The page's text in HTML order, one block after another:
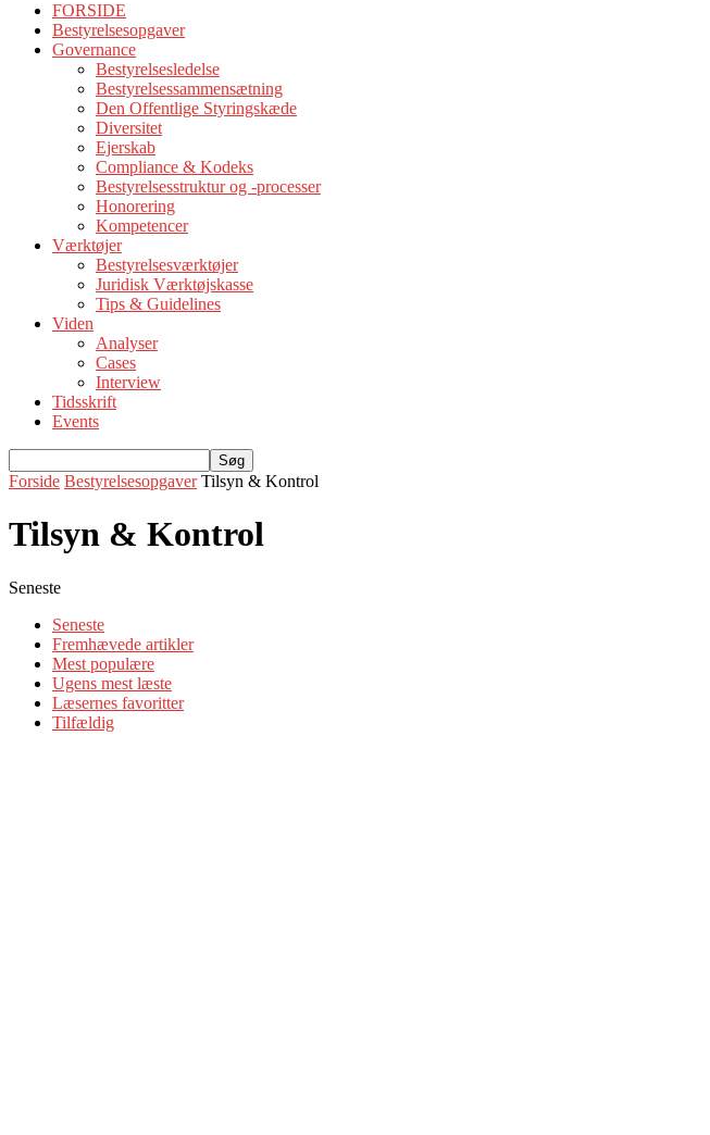
FORSIDE
Bestyrelsesopgaver
Governance
Bestyrelsesledelse
Bestyrelsessammensætning
Den Offentlige Styringskæde
Diversitet
Ejerskab
Compliance & Kodeks
Bestyrelsesstruktur og -processer
Honorering
Kompetencer
Værktøjer
Bestyrelsesværktøjer
Juridisk Værktøjskasse
Tips & Guidelines
Viden
Analyser
Cases
Interview
Tidsskrift
Events
Forside Bestyrelsesopgaver Tilsyn & Kontrol
Tilsyn & Kontrol
Seneste
Seneste
Fremhævede artikler
Mest populære
Ugens mest læste
Læsernes favoritter
Tilfældig